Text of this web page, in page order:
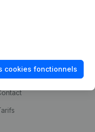
cookies fonctionnels